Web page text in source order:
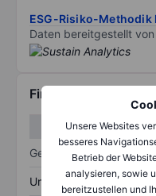
Unsere Websites
besseres
Betrieb der
analysieren, sowie
bereitzustellen und
ESG-Risiko-Methodik
Daten bereitgestellt von
Finanzdaten
Gewinn- und
Umsatz